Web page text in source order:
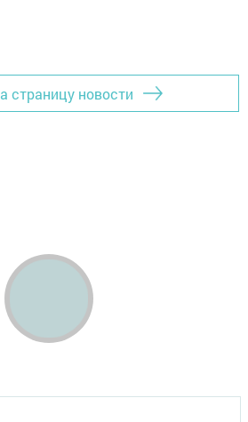
страницу новости